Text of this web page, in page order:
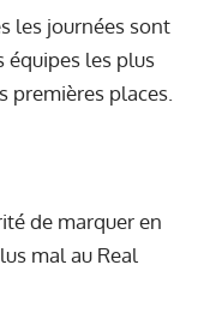
les journées sont
équipes les plus
premières places.
de marquer en
mal au Real